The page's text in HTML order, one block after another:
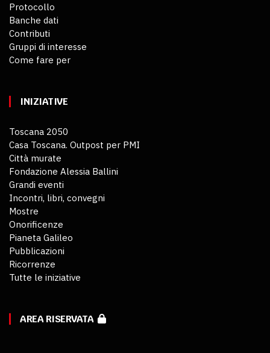
Protocollo
Banche dati
Contributi
Gruppi di interesse
Come fare per
INIZIATIVE
Toscana 2050
Casa Toscana. Outpost per PMI
Città murate
Fondazione Alessia Ballini
Grandi eventi
Incontri, libri, convegni
Mostre
Onorificenze
Pianeta Galileo
Pubblicazioni
Ricorrenze
Tutte le iniziative
AREA RISERVATA